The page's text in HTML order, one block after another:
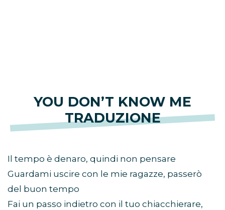
YOU DON’T KNOW ME
TRADUZIONE
Il tempo è denaro, quindi non pensare
Guardami uscire con le mie ragazze, passerò
del buon tempo
Fai un passo indietro con il tuo chiacchierare,